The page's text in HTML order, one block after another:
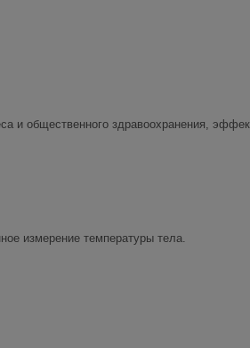
и общественного здравоохранения,
измерение температуры тела.